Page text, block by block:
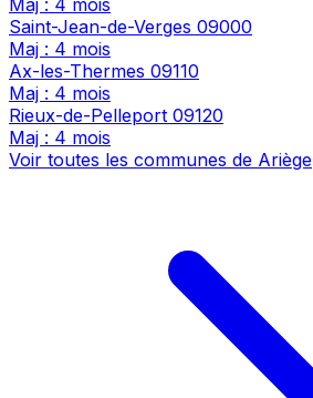
Saint-Jean-de-Verges 09000
Maj : 4 mois
Ax-les-Thermes 09110
Maj : 4 mois
Rieux-de-Pelleport 09120
Maj : 4 mois
Voir toutes les communes de Ariège